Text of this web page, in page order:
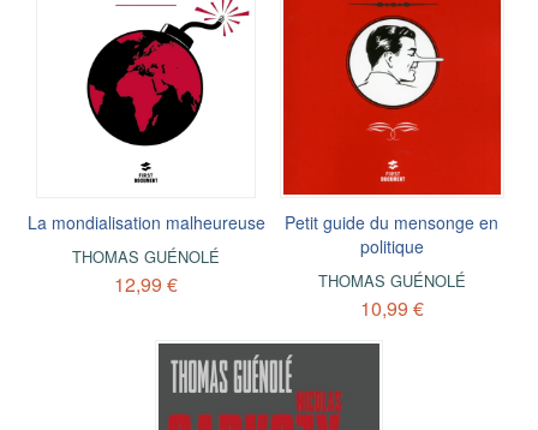
La mondialisation malheureuse
THOMAS GUÉNOLÉ
12,99 €
Petit guide du mensonge en
politique
THOMAS GUÉNOLÉ
10,99 €